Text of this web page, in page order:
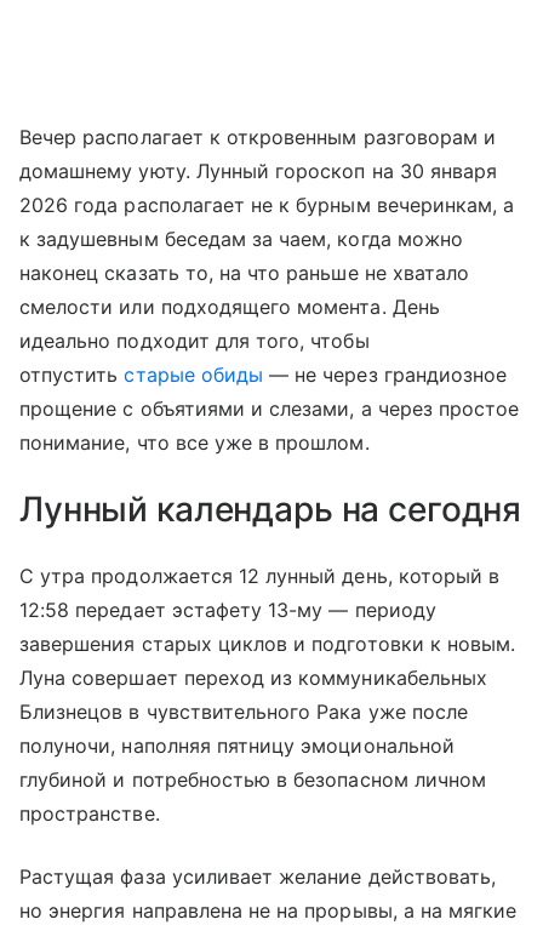
Вечер располагает к откровенным разговорам и
домашнему уюту. Лунный гороскоп на 30 января
2026 года располагает не к бурным вечеринкам, а
к задушевным беседам за чаем, когда можно
наконец сказать то, на что раньше не хватало
смелости или подходящего момента. День
идеально подходит для того, чтобы
отпуститьстарые обиды — не через грандиозное
прощение с объятиями и слезами, а через простое
понимание, что все уже в прошлом.
Лунный календарь на сегодня
С утра продолжается 12 лунный день, который в
12:58 передает эстафету 13-му — периоду
завершения старых циклов и подготовки к новым.
Луна совершает переход из коммуникабельных
Близнецов в чувствительного Рака уже после
полуночи, наполняя пятницу эмоциональной
глубиной и потребностью в безопасном личном
пространстве.
Растущая фаза усиливает желание действовать,
но энергия направлена не на прорывы, а на мягкие